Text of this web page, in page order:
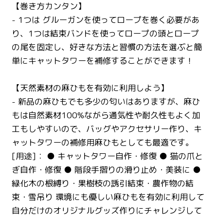
【巻き方カンタン】
- 1つは グルーガンを使ってロープを巻く必要があ
り、1つは結束バンドを使ってロープの頭とロープ
の尾を固定し、好きな方法と習慣の方法を選ぶと簡
単にキャットタワーを補修することができます！
【天然素材の麻ひもを有効に利用しよう】
- 新品の麻ひもでも多少の匂いはありますが、麻ひ
もは自然素材100%ながら通気性や耐久性もよく加
工もしやすいので、バッグやアクセサリー作り、キ
ャットタワーの補修用麻ひもとしても最適です。
[用途]： ● キャットタワー自作・修復 ● 猫の爪と
ぎ自作・修復 ● 階段手摺りの滑り止め・美装に ●
緑化木の根縛り・果樹枝の誘引結束・農作物の結
束・雪吊り 環境にも優しい麻ひもを有効に利用して
自分だけのオリジナルグッズ作りにチャレンジして